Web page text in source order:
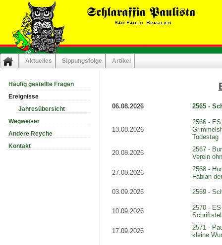
Aktuelles Sippungsfolge Artikel
06.08.2026 2565 -
13.08.2026
2566 -
Todestag
20.08.2026
2567 -
Verein
27.08.2026
2568 -
Fabian
03.09.2026 2569 -
10.09.2026
2570 -
17.09.2026
2571 -
kleine
Häufig gestellte Fragen
Ereignisse
Jahresübersicht
Wegweiser
Andere Reyche
Kontakt